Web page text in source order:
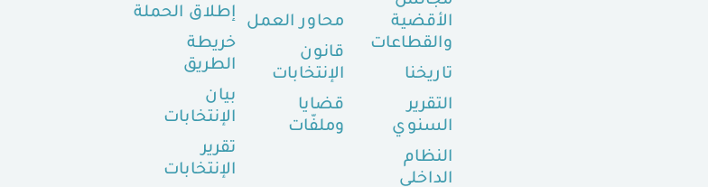
إطلاق الحملة
خريطة
الطريق
بيان
الإنتخابات
تقرير
الإنتخابات
محاور العمل
قانون
الإنتخابات
قضايا
وملفّات
الأقضية
والقطاعات
تاريخنا
التقرير
السنوي
النظام
الداخلي